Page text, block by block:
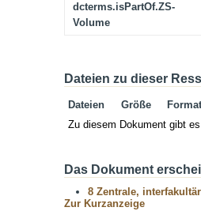
dcterms.isPartOf.ZS-
Volume
Dateien zu dieser
Dateien Größe
Format
Zu diesem Dokument gibt
Das Dokument
8 Zentrale,
Zur Kurzanzeige